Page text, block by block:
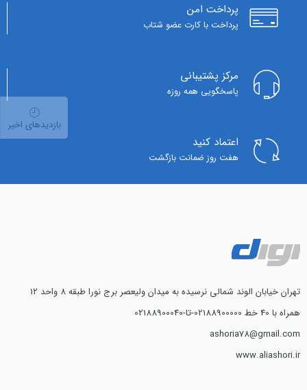
پرداخت امن
پرداخت با کارت عضو شتاب
مرکز پشتیبانی
پاسخگویی همه روزه
اعتماد کنید
هفت روز ضمانت بازگشت
تهران خیابان الوند شمالی نرسیده به میدان ولیعصر برج نورا طبقه 8 واحد 12
همراه با 40 خط 02188900000-تا-02188900040
ashoria78@gmail.com
www.aliashori.ir
بازدیدهای اخیر